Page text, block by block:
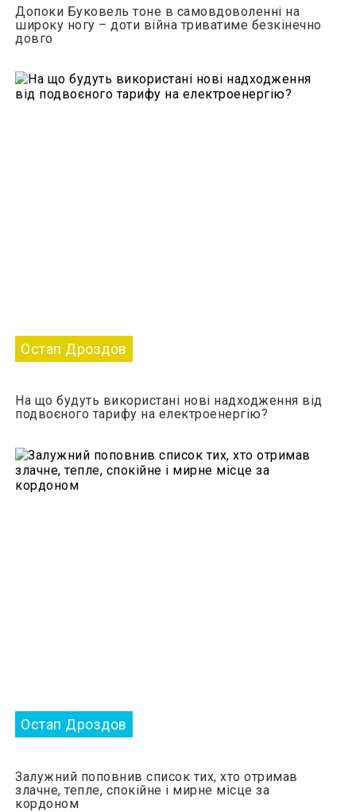
Допоки Буковель тоне в самовдоволенні на
широку ногу – доти війна триватиме безкінечно
довго
Остап Дроздов
На що будуть використані нові надходження від
подвоєного тарифу на електроенергію?
Остап Дроздов
Залужний поповнив список тих, хто отримав
злачне, тепле, спокійне і мирне місце за
кордоном